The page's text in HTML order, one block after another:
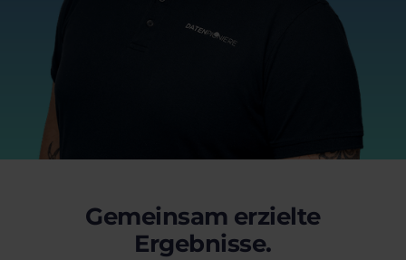
Gemeinsam erzielte
Ergebnisse.